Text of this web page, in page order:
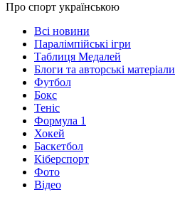
Про спорт українською
Всі новини
Паралімпійські ігри
Таблиця Медалей
Блоги та авторські матеріали
Футбол
Бокс
Теніс
Формула 1
Хокей
Баскетбол
Кіберспорт
Фото
Відео